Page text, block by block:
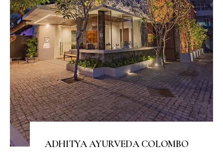
ADHITYA AYURVEDA COLOMBO